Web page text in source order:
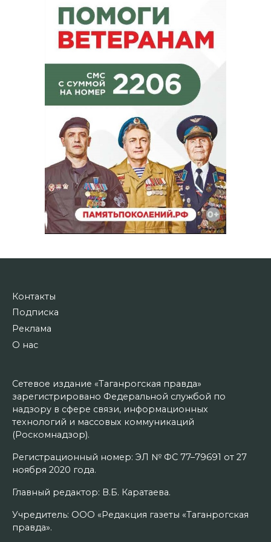
Контакты
Подписка
Реклама
О нас
Сетевое издание «Таганрогская правда»
зарегистрировано Федеральной службой по
надзору в сфере связи, информационных
технологий и массовых коммуникаций
(Роскомнадзор).
Регистрационный номер: ЭЛ № ФС 77–79691 от 27
ноября 2020 года.
Главный редактор: В.Б. Каратаева.
Учредитель: ООО «Редакция газеты «Таганрогская
правда».